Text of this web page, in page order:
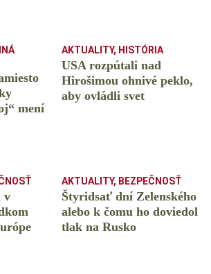
mení
AKTUALITY, HISTÓRIA
USA rozpútali nad
Hirošimou ohnivé peklo,
aby ovládli svet
v
AKTUALITY, BEZPEČNOSŤ
Štyridsať dní Zelenského
alebo k čomu ho doviedol
tlak na Rusko